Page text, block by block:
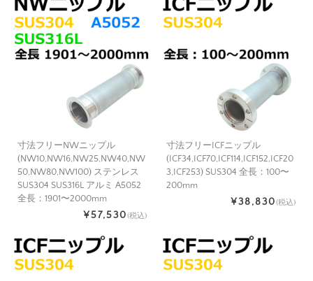
寸法フリーNWニップル
(NW10,NW16,NW25,NW40,NW
50,NW80,NW100) ステンレス
SUS304 SUS316L アルミ A5052
全長：1901〜2000mm
¥57,530(税込)
寸法フリーICFニップル
(ICF34,ICF70,ICF114,ICF152,ICF20
3,ICF253) SUS304 全長：100〜
200mm
¥38,830(税込)